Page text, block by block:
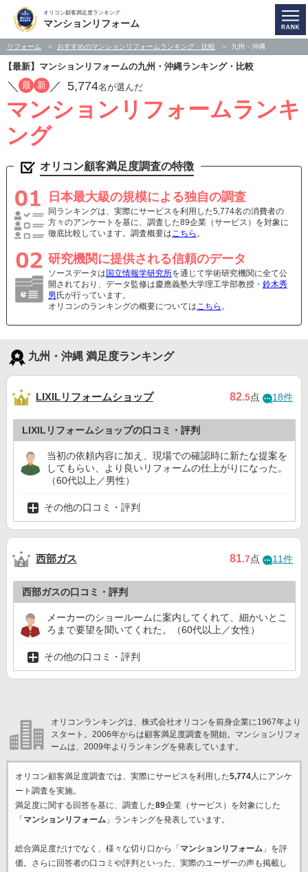
オリコン顧客満足度ランキング
マンションリフォーム
リフォーム おすすめのマンションリフォームランキング・比較 九州・沖縄
【最新】マンションリフォームの九州・沖縄ランキング・比較
／ 最 新 ／ 5,774名が選んだ
マンションリフォームランキ
ング
オリコン顧客満足度調査の特徴
日本最大級の規模による独自の調査
同ランキングは、実際にサービスを利用した5,774名の消費者の
方々のアンケートを基に、調査した89企業（サービス）を対象に
徹底比較しています。調査概要はこちら 。
研究機関に提供される信頼のデータ
ソースデータは 国立情報学研究所を通じて学術研究機関に全て公
開されており、データ監修は慶應義塾大学理工学部教授・ 鈴木秀
男 氏が行っています。
オリコンのランキングの概要についてはこちら 。
九州・沖縄 満足度ランキング
LIXILリフォームショップ 82.5点 18件
LIXILリフォームショップの口コミ・評判
当初の依頼内容に加え、現場での確認時に新たな提案を
してもらい、より良いリフォームの仕上がりになった。
（60代以上／男性）
その他の口コミ・評判
西部ガス 81.7点 11件
西部ガスの口コミ・評判
メーカーのショールームに案内してくれて、細かいとこ
ろまで要望を聞いてくれた。（60代以上／女性）
その他の口コミ・評判
オリコンランキングは、株式会社オリコンを前身企業に1967年より
スタート。2006年からは顧客満足度調査を開始。マンションリフォ
ームは、2009年よりランキングを発表しています。
オリコン顧客満足度調査では、実際にサービスを利用した5,774人にアンケ
ート調査を実施。
満足度に関する回答を基に、調査した89企業（サービス）を対象にした
「 マンションリフォーム」ランキングを発表しています。
総合満足度だけでなく、様々な切り口から「 マンションリフォーム」を評
価。さらに回答者の口コミや評判といった、実際のユーザーの声も掲載し